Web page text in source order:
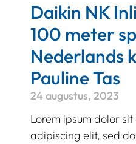
Daikin NK
100 meter
Nederlands
Pauline Tas
24 augustus, 2023
Lorem ipsum dolor
adipiscing elit, sed